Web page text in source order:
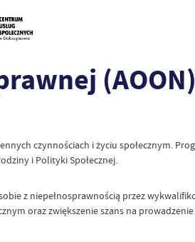
(AOON)
czynnościach i życiu społecznym.
i Polityki Społecznej.
z niepełnosprawnością przez
oraz zwiększenie szans na